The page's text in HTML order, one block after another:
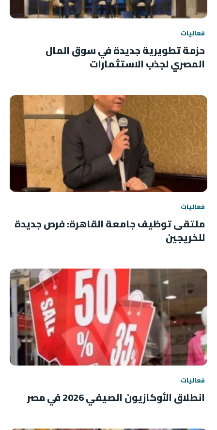
فعاليات
حزمة تطويرية جديدة في سوق المال
المصري لجذب الاستثمارات
فعاليات
ملتقى توظيف جامعة القاهرة: فرص جديدة
للخريجين
فعاليات
انطلاق الأوكازيون الصيفي 2026 في مصر